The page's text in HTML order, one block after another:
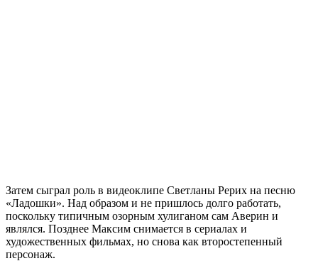
Затем сыграл роль в видеоклипе Светланы Рерих на песню
«Ладошки». Над образом и не пришлось долго работать,
поскольку типичным озорным хулиганом сам Аверин и
являлся. Позднее Максим снимается в сериалах и
художественных фильмах, но снова как второстепенный
персонаж.